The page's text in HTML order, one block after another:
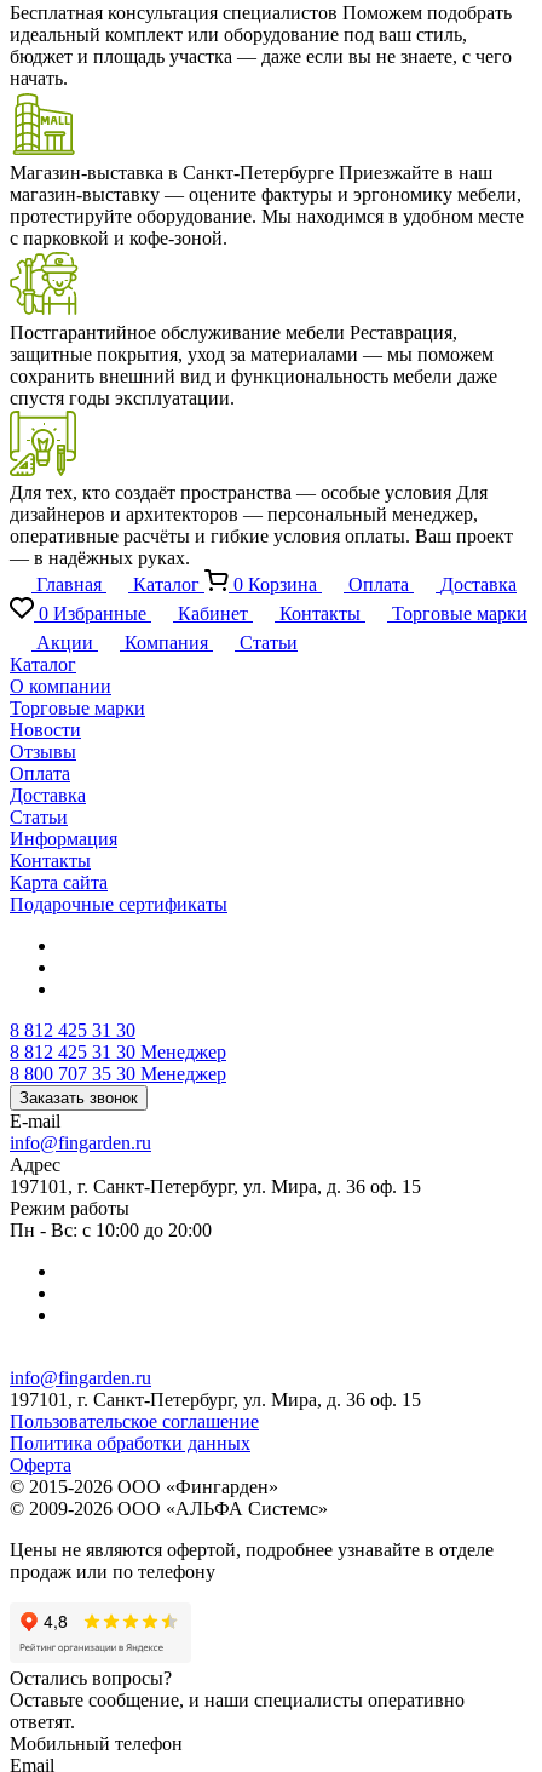
Бесплатная консультация специалистов Поможем подобрать
идеальный комплект или оборудование под ваш стиль,
бюджет и площадь участка — даже если вы не знаете, с чего
начать.
Магазин-выставка в Санкт-Петербурге Приезжайте в наш
магазин-выставку — оцените фактуры и эргономику мебели,
протестируйте оборудование. Мы находимся в удобном месте
с парковкой и кофе-зоной.
Постгарантийное обслуживание мебели Реставрация,
защитные покрытия, уход за материалами — мы поможем
сохранить внешний вид и функциональность мебели даже
спустя годы эксплуатации.
Для тех, кто создаёт пространства — особые условия Для
дизайнеров и архитекторов — персональный менеджер,
оперативные расчёты и гибкие условия оплаты. Ваш проект
— в надёжных руках.
Главная
Каталог 0 Корзина Оплата
Доставка
0 Избранные Кабинет Контакты
Торговые марки
Акции
Компания
Статьи
Каталог
О компании
Торговые марки
Новости
Отзывы
Оплата
Доставка
Статьи
Информация
Контакты
Карта сайта
Подарочные сертификаты
8 812 425 31 30
8 812 425 31 30 Менеджер
8 800 707 35 30 Менеджер
Заказать звонок
E-mail
info@fingarden.ru
Адрес
197101, г. Санкт-Петербург, ул. Мира, д. 36 оф. 15
Режим работы
Пн - Вс: с 10:00 до 20:00
info@fingarden.ru
197101, г. Санкт-Петербург, ул. Мира, д. 36 оф. 15
Пользовательское соглашение
Политика обработки данных
Оферта
© 2015-2026 ООО «Фингарден»
© 2009-2026 ООО «АЛЬФА Системс»
Цены не являются офертой, подробнее узнавайте в отделе
продаж или по телефону
Остались вопросы?
Оставьте сообщение, и наши специалисты оперативно
ответят.
Мобильный телефон
Email